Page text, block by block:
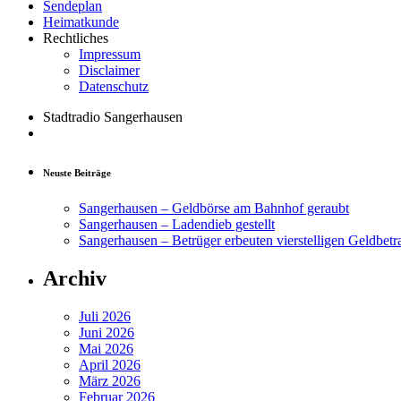
Sendeplan
Heimatkunde
Rechtliches
Impressum
Disclaimer
Datenschutz
Stadtradio Sangerhausen
Neuste Beiträge
Sangerhausen – Geldbörse am Bahnhof geraubt
Sangerhausen – Ladendieb gestellt
Sangerhausen – Betrüger erbeuten vierstelligen
Archiv
Juli 2026
Juni 2026
Mai 2026
April 2026
März 2026
Februar 2026